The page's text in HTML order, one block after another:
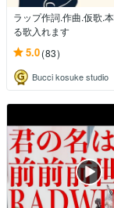
ラップ作詞.作曲.仮歌.
る歌入れます
5.0(83)
Bucci kosuke studio